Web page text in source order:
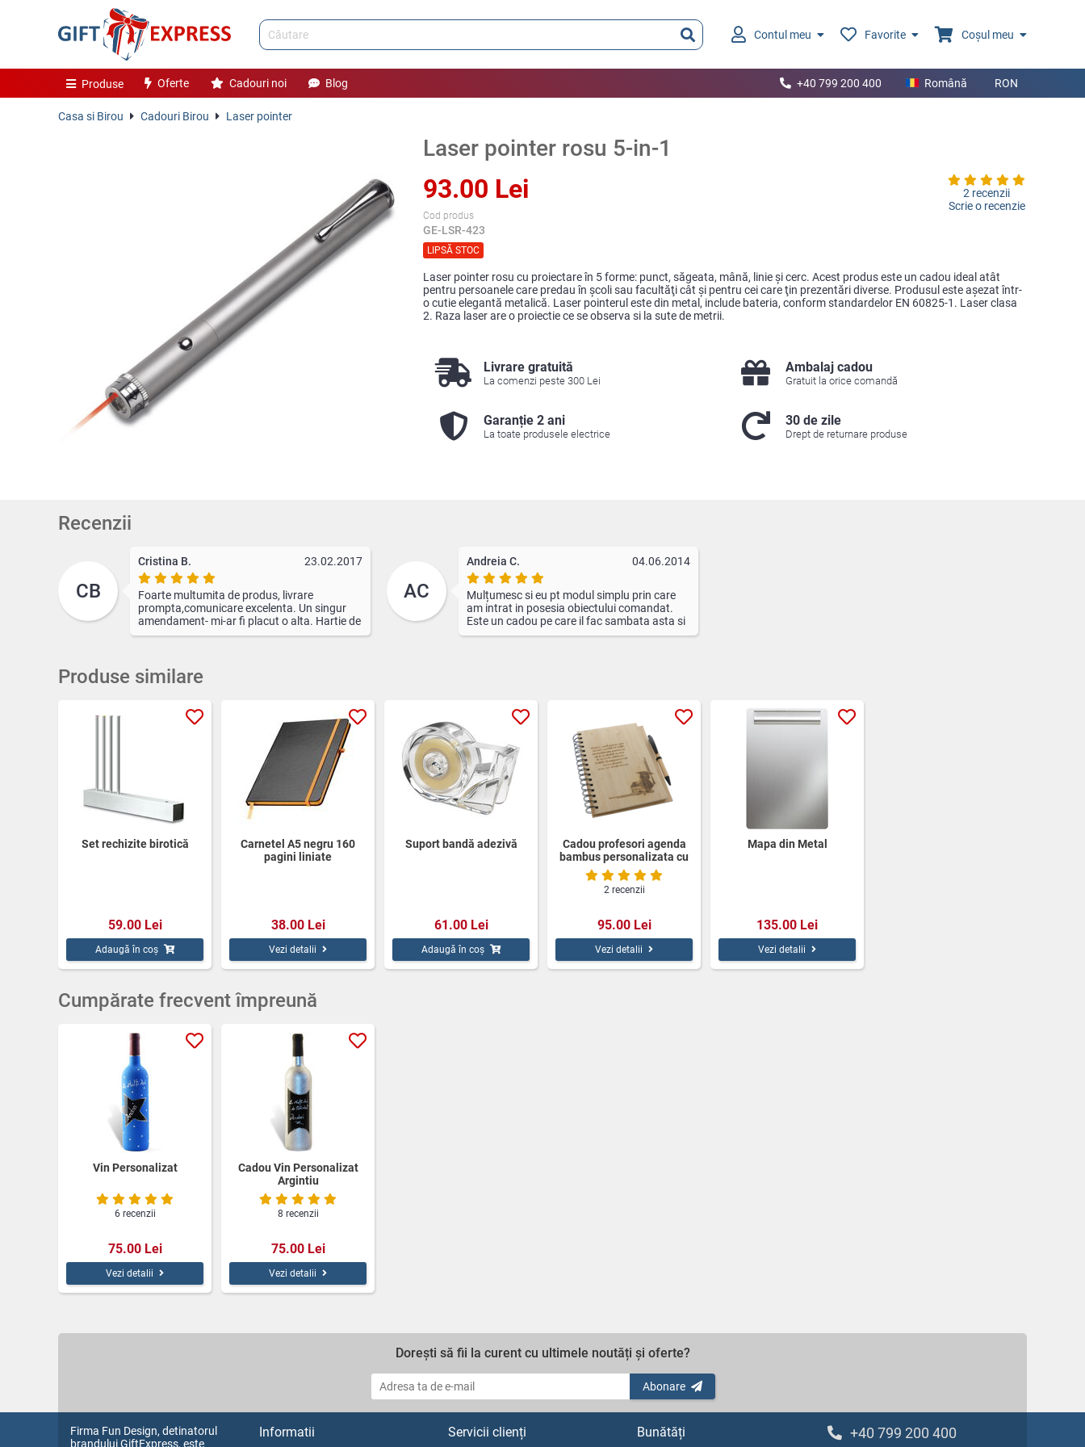
Contul meu Favorite Coșul meu
Produse Oferte Cadouri noi Blog +40 799 200 400 Română RON
Casa si Birou Cadouri Birou Laser pointer
Laser pointer rosu 5-in-1
93.00 Lei
Cod produs
GE-LSR-423
LIPSĂ STOC
2 recenzii
Scrie o recenzie
Laser pointer rosu cu proiectare în 5 forme: punct, săgeata, mână, linie şi cerc. Acest produs este un cadou ideal atât
pentru persoanele care predau în şcoli sau facultăţi cât şi pentru cei care ţin prezentări diverse. Produsul este aşezat într-
o cutie elegantă metalică. Laser pointerul este din metal, include bateria, conform standardelor EN 60825-1. Laser clasa
2. Raza laser are o proiectie ce se observa si la sute de metrii.
Livrare gratuită
La comenzi peste 300 Lei
Ambalaj cadou
Gratuit la orice comandă
Garanție 2 ani
La toate produsele electrice
30 de zile
Drept de returnare produse
Recenzii
CB
Cristina B. 23.02.2017
Foarte multumita de produs, livrare
prompta,comunicare excelenta. Un singur
amendament- mi-ar fi placut o alta. Hartie de
ambalaj, pare ca e ambalat in ziar. Fundita e
AC
Andreia C. 04.06.2014
Mulțumesc si eu pt modul simplu prin care
am intrat in posesia obiectului comandat.
Este un cadou pe care il fac sambata asta si
sper ca va funcționa bine si il va bucura pe
Produse similare
Set rechizite birotică
59.00 Lei
Adaugă în coș
Carnetel A5 negru 160
pagini liniate
38.00 Lei
Vezi detalii
Suport bandă adezivă
61.00 Lei
Adaugă în coș
Cadou profesori agenda
bambus personalizata cu
pix
2 recenzii
95.00 Lei
Vezi detalii
Mapa din Metal
135.00 Lei
Vezi detalii
Cumpărate frecvent împreună
Vin Personalizat
6 recenzii
75.00 Lei
Vezi detalii
Cadou Vin Personalizat
Argintiu
8 recenzii
75.00 Lei
Vezi detalii
Dorești să fii la curent cu ultimele noutăți și oferte?
Abonare
Firma Fun Design, detinatorul
brandului GiftExpress, este
Informatii Servicii clienți Bunătăți +40 799 200 400